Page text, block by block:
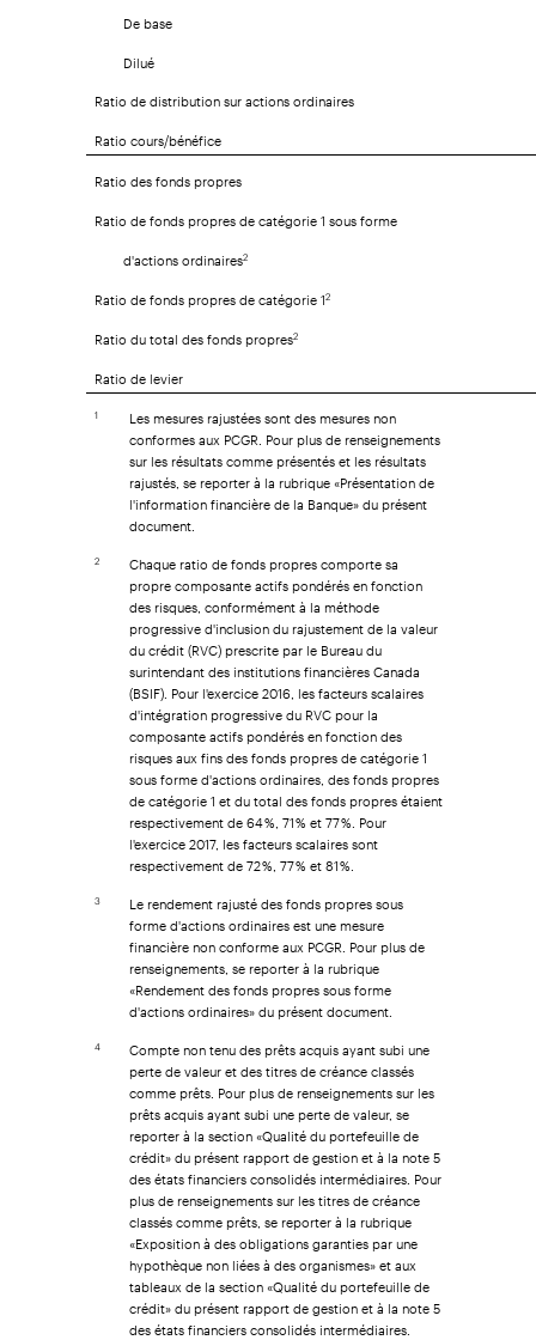
De base
Dilué
Ratio de distribution sur actions ordinaires
Ratio cours/bénéfice
Ratio des fonds propres
Ratio de fonds propres de catégorie 1 sous forme
d'actions ordinaires2
Ratio de fonds propres de catégorie 12
Ratio du total des fonds propres2
Ratio de levier
1 Les mesures rajustées sont des mesures non
conformes aux PCGR. Pour plus de renseignements
sur les résultats comme présentés et les résultats
rajustés, se reporter à la rubrique «Présentation de
l'information financière de la Banque» du présent
document.
2 Chaque ratio de fonds propres comporte sa
propre composante actifs pondérés en fonction
des risques, conformément à la méthode
progressive d'inclusion du rajustement de la valeur
du crédit (RVC) prescrite par le Bureau du
surintendant des institutions financières Canada
(BSIF). Pour l'exercice 2016, les facteurs scalaires
d'intégration progressive du RVC pour la
composante actifs pondérés en fonction des
risques aux fins des fonds propres de catégorie 1
sous forme d'actions ordinaires, des fonds propres
de catégorie 1 et du total des fonds propres étaient
respectivement de 64 %, 71 % et 77 %. Pour
l'exercice 2017, les facteurs scalaires sont
respectivement de 72 %, 77 % et 81 %.
3 Le rendement rajusté des fonds propres sous
forme d'actions ordinaires est une mesure
financière non conforme aux PCGR. Pour plus de
renseignements, se reporter à la rubrique
«Rendement des fonds propres sous forme
d'actions ordinaires» du présent document.
4 Compte non tenu des prêts acquis ayant subi une
perte de valeur et des titres de créance classés
comme prêts. Pour plus de renseignements sur les
prêts acquis ayant subi une perte de valeur, se
reporter à la section «Qualité du portefeuille de
crédit» du présent rapport de gestion et à la note 5
des états financiers consolidés intermédiaires. Pour
plus de renseignements sur les titres de créance
classés comme prêts, se reporter à la rubrique
«Exposition à des obligations garanties par une
hypothèque non liées à des organismes» et aux
tableaux de la section «Qualité du portefeuille de
crédit» du présent rapport de gestion et à la note 5
des états financiers consolidés intermédiaires.